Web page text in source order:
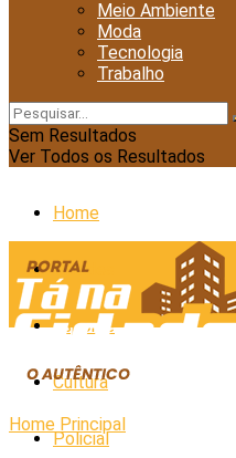
Meio Ambiente
Moda
Tecnologia
Trabalho
Sem Resultados
Ver Todos os Resultados
Home
Cidades
Esporte
Cultura
Policial
Home Principal